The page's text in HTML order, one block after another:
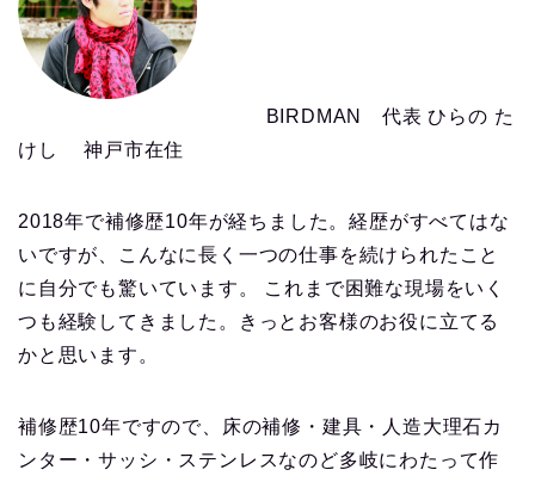
BIRDMAN 代表 ひらの た
けし 神戸市在住
2018年で補修歴10年が経ちました。経歴がすべてはな
いですが、こんなに長く一つの仕事を続けられたこと
に自分でも驚いています。 これまで困難な現場をいく
つも経験してきました。きっとお客様のお役に立てる
かと思います。
補修歴10年ですので、床の補修・建具・人造大理石カ
ンター・サッシ・ステンレスなのど多岐にわたって作